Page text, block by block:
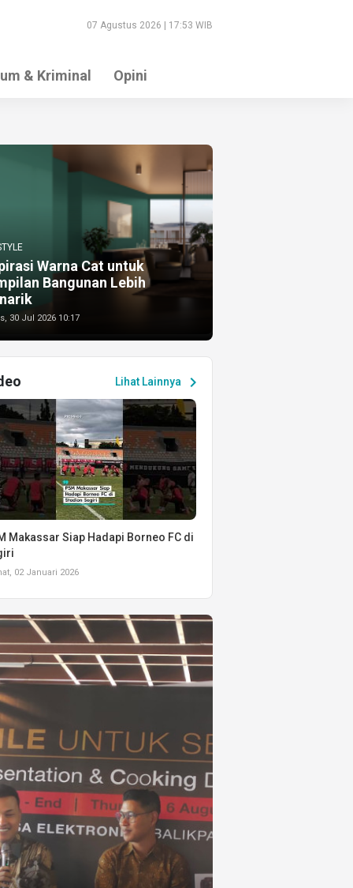
07 Agustus 2026 | 17:53 WIB
& Kriminal Opini
Warna Cat untuk
Bangunan Lebih
30 Jul 2026 10:17
Lihat Lainnya chevron_right
Makassar Siap Hadapi Borneo FC di
02 Januari 2026